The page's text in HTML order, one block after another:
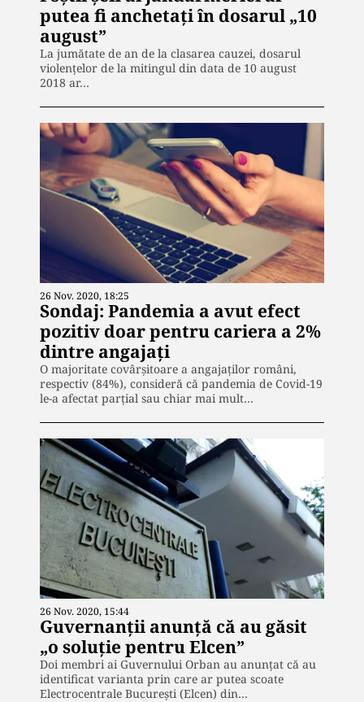
putea fi anchetați în dosarul „10
august”
La jumătate de an de la clasarea cauzei, dosarul
violențelor de la mitingul din data de 10 august
2018 ar…
26 Nov. 2020, 18:25
Sondaj: Pandemia a avut efect
pozitiv doar pentru cariera a 2%
dintre angajați
O majoritate covârșitoare a angajaților români,
respectiv (84%), consideră că pandemia de Covid-19
le-a afectat parţial sau chiar mai mult…
26 Nov. 2020, 15:44
Guvernanții anunță că au găsit
„o soluţie pentru Elcen”
Doi membri ai Guvernului Orban au anunțat că au
identificat varianta prin care ar putea scoate
Electrocentrale Bucureşti (Elcen) din…